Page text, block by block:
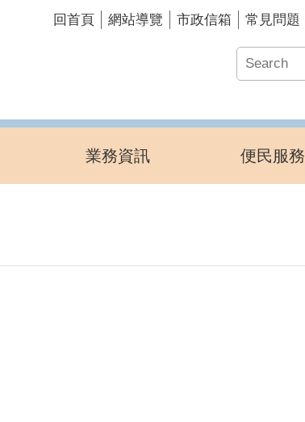
回首頁 網站導覽 市政信箱 常見問題
業務資訊 便民服務